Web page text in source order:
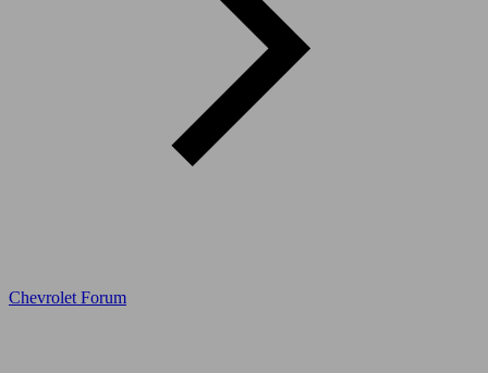
Chevrolet Forum